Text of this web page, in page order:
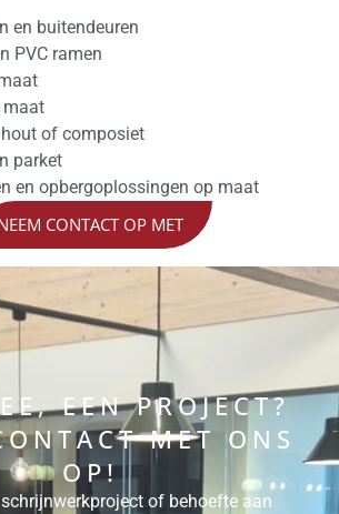
en buitendeuren
PVC ramen
maat
of composiet
parket
en opbergoplossingen op maat
CONTACT OP MET
EEN PROJECT?
MET ONS
OP!
of behoefte aan